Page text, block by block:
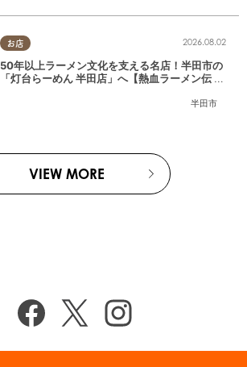
お店
半田市
2026.08.02
50年以上ラーメン文化を支える名店！半田市の
「灯台らーめん 半田店」へ【熱血ラーメン伝 8
VIEW MORE